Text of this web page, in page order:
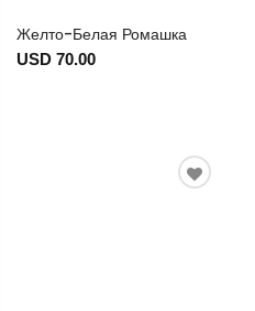
Желто-Белая Ромашка
USD 70.00